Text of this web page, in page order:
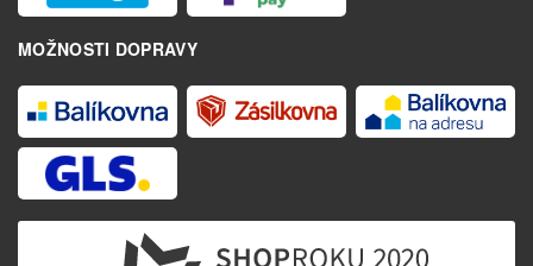
MOŽNOSTI DOPRAVY